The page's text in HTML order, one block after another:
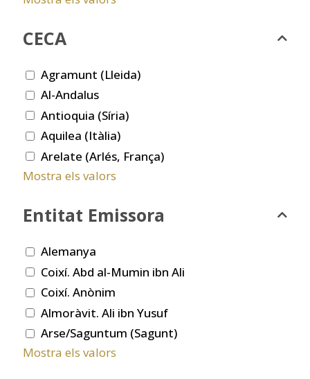
CECA
Agramunt (Lleida)
Al-Andalus
Antioquia (Síria)
Aquilea (Itàlia)
Arelate (Arlés, França)
Mostra els valors
Entitat Emissora
Alemanya
Coixí. Abd al-Mumin ibn Ali
Coixí. Anònim
Almoràvit. Ali ibn Yusuf
Arse/Saguntum (Sagunt)
Mostra els valors